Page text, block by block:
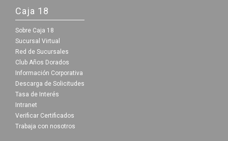
Caja 18
Sobre Caja 18
Sucursal Virtual
Red de Sucursales
Club Años Dorados
Información Corporativa
Descarga de Solicitudes
Tasa de Interés
Intranet
Verificar Certificados
Trabaja con nosotros